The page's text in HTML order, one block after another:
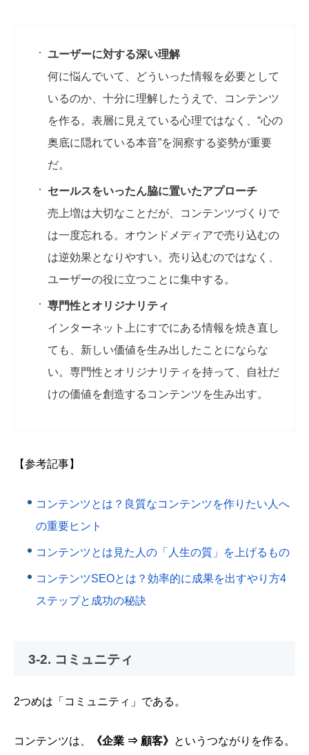
ユーザーに対する深い理解
何に悩んでいて、どういった情報を必要として
いるのか、十分に理解したうえで、コンテンツ
を作る。表層に見えている心理ではなく、“心の
奥底に隠れている本音”を洞察する姿勢が重要
だ。
セールスをいったん脇に置いたアプローチ
売上増は大切なことだが、コンテンツづくりで
は一度忘れる。オウンドメディアで売り込むの
は逆効果となりやすい。売り込むのではなく、
ユーザーの役に立つことに集中する。
専門性とオリジナリティ
インターネット上にすでにある情報を焼き直し
ても、新しい価値を生み出したことにならな
い。専門性とオリジナリティを持って、自社だ
けの価値を創造するコンテンツを生み出す。
【参考記事】
コンテンツとは？良質なコンテンツを作りたい人へ
の重要ヒント
コンテンツとは見た人の「人生の質」を上げるもの
コンテンツSEOとは？効率的に成果を出すやり方4
ステップと成功の秘訣
3-2. コミュニティ
2つめは 「コミュニティ」 である。
コンテンツは、 《企業 ⇒ 顧客》 というつながりを作る。